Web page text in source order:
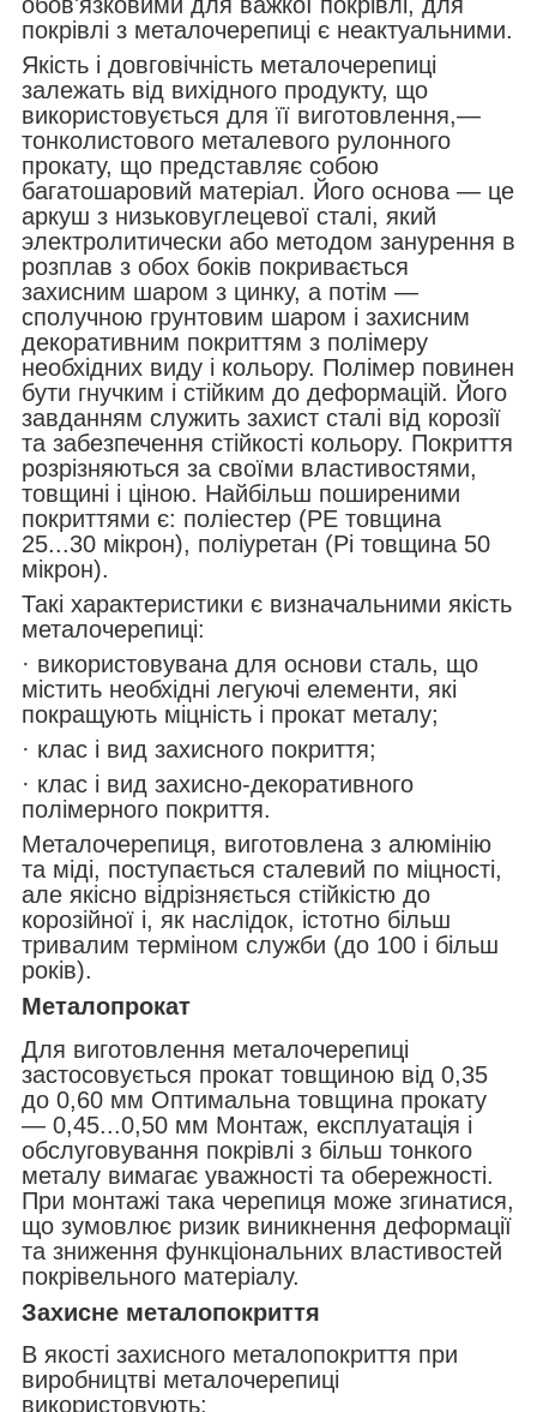
покрівлі з металочерепиці є неактуальними.
Якість і довговічність металочерепиці
залежать від вихідного продукту, що
використовується для її виготовлення,—
тонколистового металевого рулонного
прокату, що представляє собою
багатошаровий матеріал. Його основа — це
аркуш з низьковуглецевої сталі, який
электролитически або методом занурення в
розплав з обох боків покривається
захисним шаром з цинку, а потім —
сполучною грунтовим шаром і захисним
декоративним покриттям з полімеру
необхідних виду і кольору. Полімер повинен
бути гнучким і стійким до деформацій. Його
завданням служить захист сталі від корозії
та забезпечення стійкості кольору. Покриття
розрізняються за своїми властивостями,
товщині і ціною. Найбільш поширеними
покриттями є: поліестер (РЕ товщина
25...30 мікрон), поліуретан (Рі товщина 50
мікрон).
Такі характеристики є визначальними якість
металочерепиці:
· використовувана для основи сталь, що
містить необхідні легуючі елементи, які
покращують міцність і прокат металу;
· клас і вид захисного покриття;
· клас і вид захисно-декоративного
полімерного покриття.
Металочерепиця, виготовлена з алюмінію
та міді, поступається сталевий по міцності,
але якісно відрізняється стійкістю до
корозійної і, як наслідок, істотно більш
тривалим терміном служби (до 100 і більш
років).
Металопрокат
Для виготовлення металочерепиці
застосовується прокат товщиною від 0,35
до 0,60 мм Оптимальна товщина прокату
— 0,45...0,50 мм Монтаж, експлуатація і
обслуговування покрівлі з більш тонкого
металу вимагає уважності та обережності.
При монтажі така черепиця може згинатися,
що зумовлює ризик виникнення деформації
та зниження функціональних властивостей
покрівельного матеріалу.
Захисне металопокриття
В якості захисного металопокриття при
виробництві металочерепиці
використовують: